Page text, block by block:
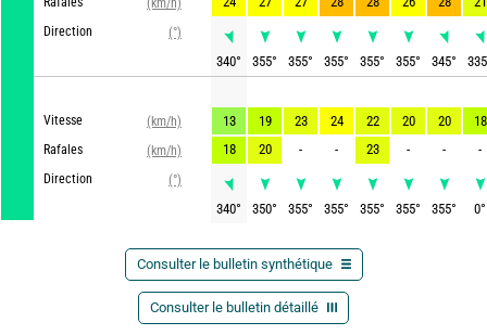
Direction
(°)
Vitesse
(km/h)
Rafales
(km/h)
Direction
(°)
340° 355° 355° 355° 355° 355° 345° 335
13 19 23 24 22 20 20
18
18
20 - - 23 - - -
340° 350° 355° 355° 355° 355° 355° 0°
Consulter le bulletin synthétique
Consulter le bulletin détaillé